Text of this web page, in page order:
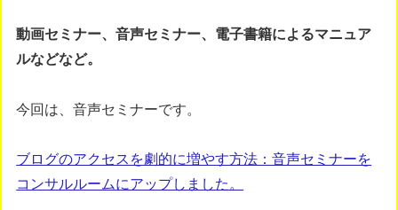
動画セミナー、音声セミナー、電子書籍によるマニュア
ルなどなど。
今回は、音声セミナーです。
ブログのアクセスを劇的に増やす方法：音声セミナーを
コンサルルームにアップしました。